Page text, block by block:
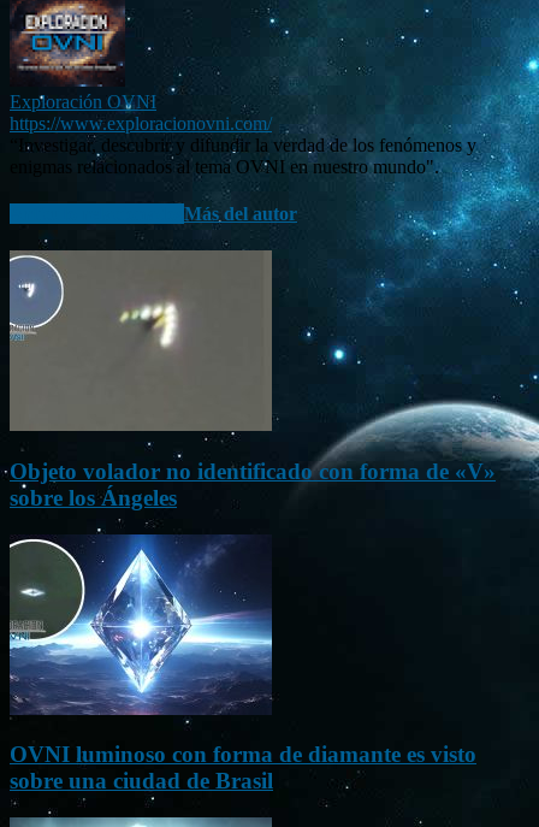
Exploración OVNI
https://www.exploracionovni.com/
“Investigar, descubrir y difundir la verdad de los fenómenos y
enigmas relacionados al tema OVNI en nuestro mundo".
Más del autor
Objeto volador no identificado con forma de «V»
sobre los Ángeles
OVNI luminoso con forma de diamante es visto
sobre una ciudad de Brasil